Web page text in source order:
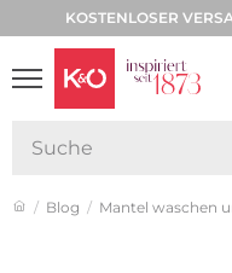
KOSTENLOSER 30
Blog Mantel waschen